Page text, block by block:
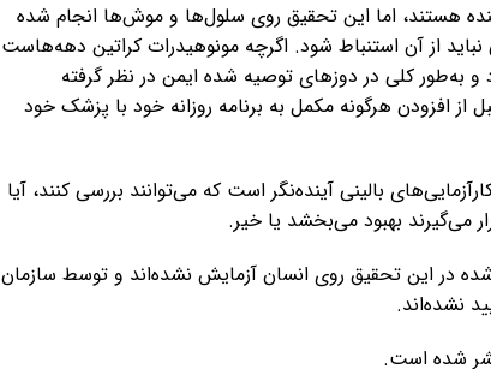
هستند، اما این تحقیق روی سلول‌ها و موش‌ها انجام شده
از آن استنباط شود. اگرچه مونوهیدرات کراتین دهه‌هاست
و به‌طور کلی در دوزهای توصیه شده ایمن در نظر گرفته
افزودن هرگونه مکمل به برنامه روزانه خود با پزشک خود
بالینی آینده‌نگر است که می‌توانند بررسی کنند، آیا
می‌گیرند بهبود می‌بخشد یا خیر.
در این تحقیق روی انسان آزمایش نشده‌اند و توسط سازمان
نشده‌اند.